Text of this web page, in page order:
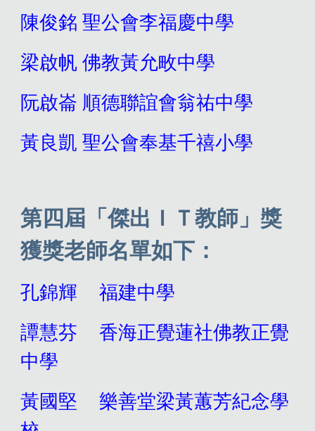
陳俊銘聖公會李福慶中學
梁啟帆佛教黃允畋中學
阮啟崙 順德聯誼會翁祐中學
黃良凱聖公會奉基千禧小學
第四屆「傑出ＩＴ教師」獎
獲獎老師名單如下：
孔錦輝
福建中學
譚慧芬
香海正覺蓮社佛教正覺
中學
黃國堅
樂善堂梁黃蕙芳紀念學